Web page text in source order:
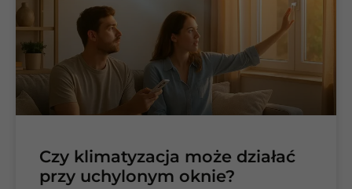
Czy klimatyzacja może działać
przy uchylonym oknie?